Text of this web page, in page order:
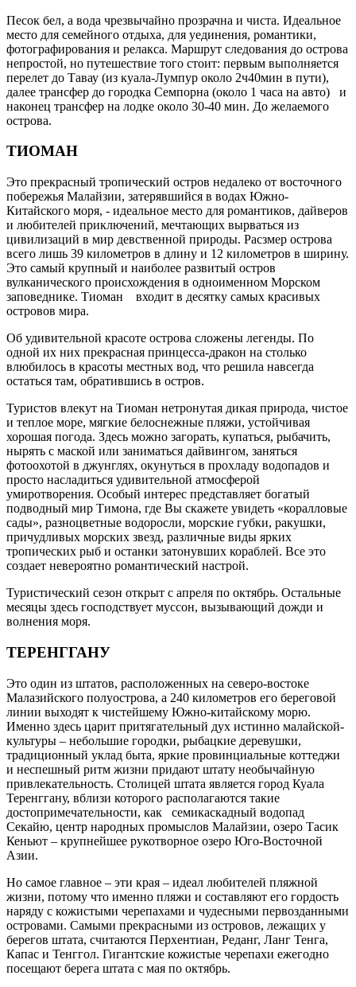
Песок бел, а вода чрезвычайно прозрачна и чиста. Идеальное
место для семейного отдыха, для уединения, романтики,
фотографирования и релакса. Маршрут следования до острова
непростой, но путешествие того стоит: первым выполняется
перелет до Тавау (из куала-Лумпур около 2ч40мин в пути),
далее трансфер до городка Семпорна (около 1 часа на авто) и
наконец трансфер на лодке около 30-40 мин. До желаемого
острова.
ТИОМАН
Это прекрасный тропический остров недалеко от восточного
побережья Малайзии, затерявшийся в водах Южно-
Китайского моря, - идеальное место для романтиков, дайверов
и любителей приключений, мечтающих вырваться из
цивилизаций в мир девственной природы. Расзмер острова
всего лишь 39 километров в длину и 12 километров в ширину.
Это самый крупный и наиболее развитый остров
вулканического происхождения в одноименном Морском
заповеднике. Тиоман входит в десятку самых красивых
островов мира.
Об удивительной красоте острова сложены легенды. По
одной их них прекрасная принцесса-дракон на столько
влюбилось в красоты местных вод, что решила навсегда
остаться там, обратившись в остров.
Туристов влекут на Тиоман нетронутая дикая природа, чистое
и теплое море, мягкие белоснежные пляжи, устойчивая
хорошая погода. Здесь можно загорать, купаться, рыбачить,
нырять с маской или заниматься дайвингом, заняться
фотоохотой в джунглях, окунуться в прохладу водопадов и
просто насладиться удивительной атмосферой
умиротворения. Особый интерес представляет богатый
подводный мир Тимона, где Вы скажете увидеть «коралловые
сады», разноцветные водоросли, морские губки, ракушки,
причудливых морских звезд, различные виды ярких
тропических рыб и останки затонувших кораблей. Все это
создает невероятно романтический настрой.
Туристический сезон открыт с апреля по октябрь. Остальные
месяцы здесь господствует муссон, вызывающий дожди и
волнения моря.
ТЕРЕНГГАНУ
Это один из штатов, расположенных на северо-востоке
Малазийского полуострова, а 240 километров его береговой
линии выходят к чистейшему Южно-китайскому морю.
Именно здесь царит притягательный дух истинно малайской-
культуры – небольшие городки, рыбацкие деревушки,
традиционный уклад быта, яркие провинциальные коттеджи
и неспешный ритм жизни придают штату необычайную
привлекательность. Столицей штата является город Куала
Теренггану, вблизи которого располагаются такие
достопримечательности, как семикаскадный водопад
Секайю, центр народных промыслов Малайзии, озеро Тасик
Кеньют – крупнейшее рукотворное озеро Юго-Восточной
Азии.
Но самое главное – эти края – идеал любителей пляжной
жизни, потому что именно пляжи и составляют его гордость
наряду с кожистыми черепахами и чудесными первозданными
островами. Самыми прекрасными из островов, лежащих у
берегов штата, считаются Перхентиан, Реданг, Ланг Тенга,
Капас и Тенггол. Гигантские кожистые черепахи ежегодно
посещают берега штата с мая по октябрь.